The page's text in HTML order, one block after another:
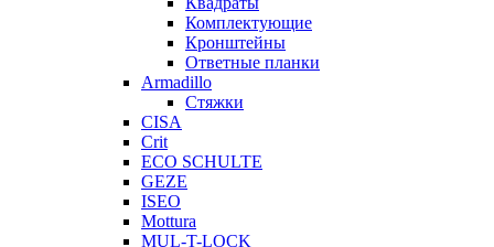
Комплектующие
Кронштейны
Ответные планки
Armadillo
Стяжки
CISA
Crit
ECO SCHULTE
GEZE
ISEO
Mottura
MUL-T-LOCK